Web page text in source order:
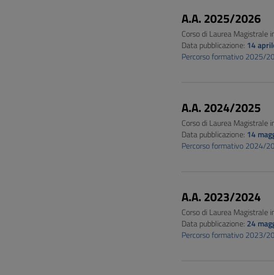
A.A. 2025/2026
Corso di Laurea Magistrale
Data pubblicazione: 14
Percorso formativo 2025/
A.A. 2024/2025
Corso di Laurea Magistrale
Data pubblicazione: 14
Percorso formativo 2024/
A.A. 2023/2024
Corso di Laurea Magistrale
Data pubblicazione: 24
Percorso formativo 2023/